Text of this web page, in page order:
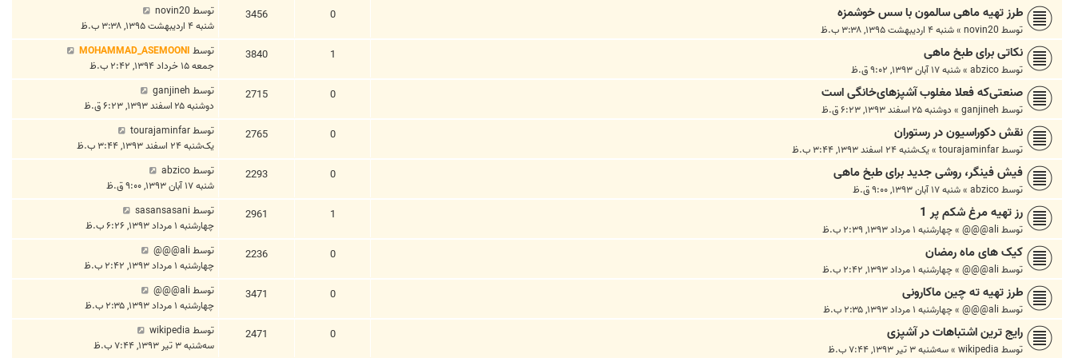
طرز تهیه ماهی سالمون با سس خوشمزه
توسط novin20
»شنبه ۴ اردیبهشت ۱۳۹۵, ۳:۳۸ ب.ظ
0
3456 توسط novin20
شنبه ۴ اردیبهشت ۱۳۹۵, ۳:۳۸ ب.ظ
نکاتی برای طبخ ماهی
توسطabzico
»شنبه ۱۷ آبان ۱۳۹۳, ۹:۰۲ ق.ظ
1
3840 توسط MOHAMMAD_ASEMOONI
جمعه ۱۵ خرداد ۱۳۹۴, ۲:۴۲ ب.ظ
صنعتی‌که فعلا مغلوب آشپزهای‌خانگی است
توسط ganjineh
» دوشنبه ۲۵ اسفند ۱۳۹۳, ۶:۲۳ ق.ظ
0
2715 توسط ganjineh
دوشنبه ۲۵ اسفند ۱۳۹۳, ۶:۲۳ ق.ظ
نقش دکوراسیون در رستوران
توسطtourajaminfar
»یک‌شنبه ۲۴ اسفند ۱۳۹۳, ۳:۴۴ ب.ظ
0
2765 توسطtourajaminfar
یک‌شنبه ۲۴ اسفند ۱۳۹۳, ۳:۴۴ ب.ظ
فیش فینگر، روشی جدید برای طبخ ماهی
توسطabzico
»شنبه ۱۷ آبان ۱۳۹۳, ۹:۰۰ ق.ظ
0
2293 توسطabzico
شنبه ۱۷ آبان ۱۳۹۳, ۹:۰۰ ق.ظ
رز تهیه مرغ شکم پر 1
توسط ali@@@
»چهارشنبه ۱ مرداد ۱۳۹۳, ۲:۳۹ ب.ظ
1
2961 توسط sasansasani
چهارشنبه ۱ مرداد ۱۳۹۳, ۶:۲۶ ب.ظ
کیک های ماه رمضان
توسط ali@@@
»چهارشنبه ۱ مرداد ۱۳۹۳, ۲:۴۲ ب.ظ
0
2236 توسط ali@@@
چهارشنبه ۱ مرداد ۱۳۹۳, ۲:۴۲ ب.ظ
طرز تهیه ته چین ماکارونی
توسط ali@@@
»چهارشنبه ۱ مرداد ۱۳۹۳, ۲:۳۵ ب.ظ
0
3471 توسط ali@@@
چهارشنبه ۱ مرداد ۱۳۹۳, ۲:۳۵ ب.ظ
رایج ترین اشتباهات در آشپزی
توسط wikipedia
»سه‌شنبه ۳ تیر ۱۳۹۳, ۷:۴۴ ب.ظ
0
2471 توسط wikipedia
سه‌شنبه ۳ تیر ۱۳۹۳, ۷:۴۴ ب.ظ